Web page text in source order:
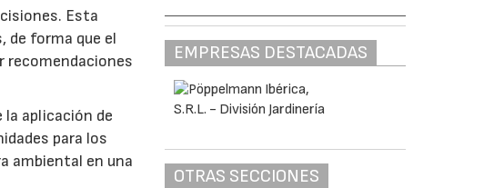
Esta
de forma que el
recomendaciones
la aplicación de
para los
ambiental en una
EMPRESAS DESTACADAS
OTRAS SECCIONES